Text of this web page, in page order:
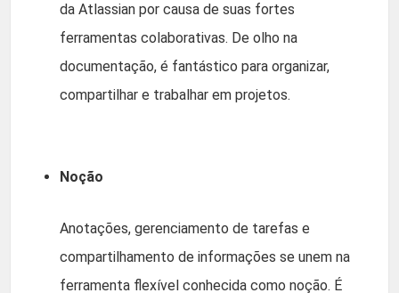
da Atlassian por causa de suas fortes
ferramentas colaborativas. De olho na
documentação, é fantástico para organizar,
compartilhar e trabalhar em projetos.
Noção
Anotações, gerenciamento de tarefas e
compartilhamento de informações se unem na
ferramenta flexível conhecida como noção. É